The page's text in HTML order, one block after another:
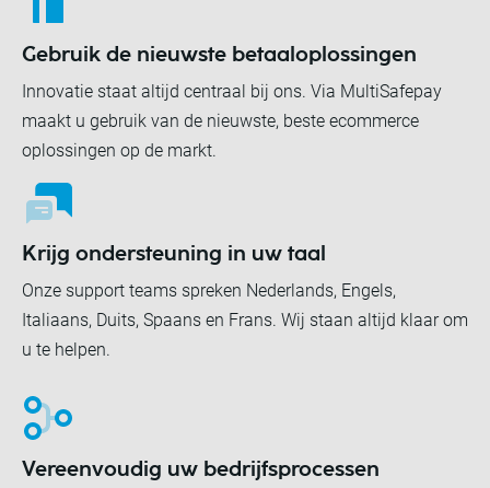
Gebruik de nieuwste betaaloplossingen
Innovatie staat altijd centraal bij ons. Via MultiSafepay
maakt u gebruik van de nieuwste, beste ecommerce
oplossingen op de markt.
Krijg ondersteuning in uw taal
Onze support teams spreken Nederlands, Engels,
Italiaans, Duits, Spaans en Frans. Wij staan altijd klaar om
u te helpen.
Vereenvoudig uw bedrijfsprocessen